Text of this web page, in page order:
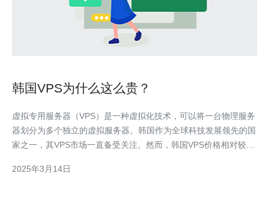
韩国VPS为什么这么贵？
虚拟专用服务器（VPS）是一种虚拟化技术，可以将一台物理服务
器划分为多个独立的虚拟服务器。韩国作为全球科技发展领先的国
家之一，其VPS市场一直备受关注。然而，韩国VPS价格相对较
科技领域投入巨大，拥有先进的技术和设备。为了提供高质量的
2025年3月14日